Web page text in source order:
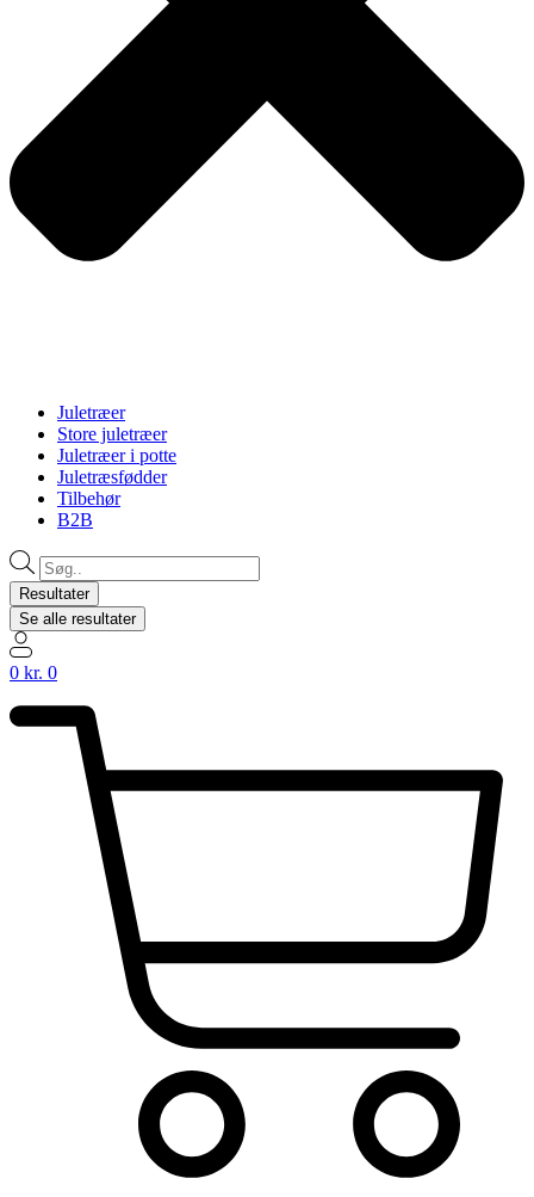
Juletræer
Store juletræer
Juletræer i potte
Juletræsfødder
Tilbehør
B2B
Search
...
Resultater
Se alle resultater
0 kr. 0